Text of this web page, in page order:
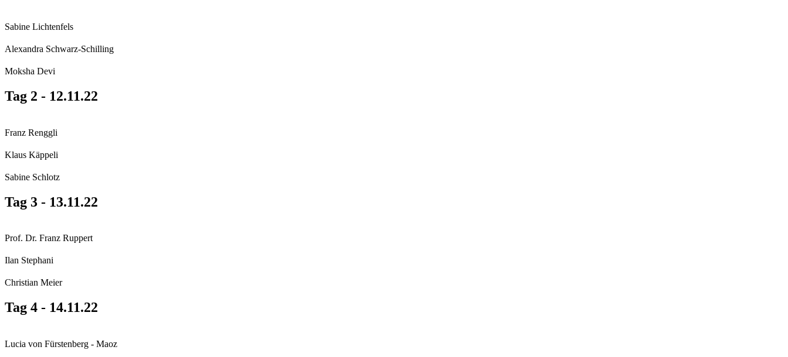
Sabine Lichtenfels
Alexandra Schwarz-Schilling
Moksha Devi
Tag 2 - 12.11.22
Franz Renggli
Klaus Käppeli
Sabine Schlotz
Tag 3 - 13.11.22
Prof. Dr. Franz Ruppert
Ilan Stephani
Christian Meier
Tag 4 - 14.11.22
Lucia von Fürstenberg - Maoz